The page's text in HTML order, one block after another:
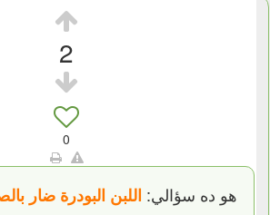
2
0
هو ده سؤالي: اللبن البودرة ضار